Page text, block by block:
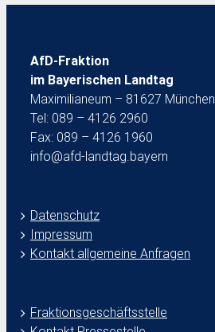
AfD-Fraktion
im Bayerischen Landtag
Maximilianeum – 81627 München
Tel: 089 – 4126 2960
Fax: 089 – 4126 1960
info@afd-landtag.bayern
Datenschutz
Impressum
Kontakt allgemeine Anfragen
Fraktionsgeschäftsstelle